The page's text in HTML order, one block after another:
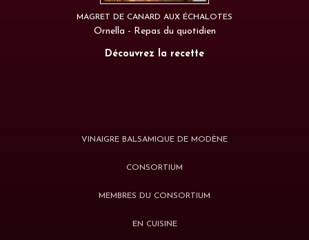
MAGRET DE CANARD AUX ÉCHALOTES
Ornella - Repas du quotidien
Découvrez la recette
VINAIGRE BALSAMIQUE DE MODÈNE
CONSORTIUM
MEMBRES DU CONSORTIUM
EN CUISINE